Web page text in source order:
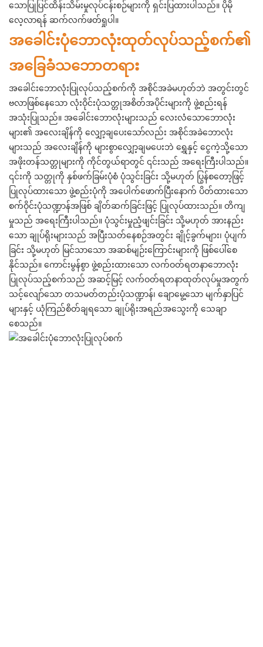
သောပြုပြင်ထိန်းသိမ်းမှုလုပ်ငန်းစဉ်များကို ရှင်းပြထားပါသည်။ ပိုမို
လေ့လာရန် ဆက်လက်ဖတ်ရှုပါ။
အခေါင်းပုံဘောလုံးထုတ်လုပ်သည့်စက်၏
အခြေခံသဘောတရား
အခေါင်းဘောလုံးပြုလုပ်သည့်စက်ကို အစိုင်အခဲမဟုတ်ဘဲ အတွင်းတွင်
ဗလာဖြစ်နေသော လုံးဝိုင်းပုံသတ္တုအစိတ်အပိုင်းများကို ဖွဲ့စည်းရန်
အသုံးပြုသည်။ အခေါင်းဘောလုံးများသည် လေးလံသောဘောလုံး
များ၏ အလေးချိန်ကို လျှော့ချပေးသော်လည်း အစိုင်အခဲဘောလုံး
များသည် အလေးချိန်ကို များစွာလျှော့ချမပေးဘဲ ရွှေနှင့် ငွေကဲ့သို့သော
အဖိုးတန်သတ္တုများကို ကိုင်တွယ်ရာတွင် ၎င်းသည် အရေးကြီးပါသည်။
၎င်းကို သတ္တုကို နှစ်ဖက်ခြမ်းပုံစံ ပုံသွင်းခြင်း သို့မဟုတ် ပြွန်စတော့ဖြင့်
ပြုလုပ်ထားသော ဖွဲ့စည်းပုံကို အပေါက်ဖောက်ပြီးနောက် ပိတ်ထားသော
စက်ဝိုင်းပုံသဏ္ဍာန်အဖြစ် ချိတ်ဆက်ခြင်းဖြင့် ပြုလုပ်ထားသည်။ တိကျ
မှုသည် အရေးကြီးပါသည်။ ပုံသွင်းမှုညံ့ဖျင်းခြင်း သို့မဟုတ် အားနည်း
သော ချုပ်ရိုးများသည် အပြီးသတ်နေစဉ်အတွင်း ချိုင့်ခွက်များ၊ ပုံပျက်
ခြင်း သို့မဟုတ် မြင်သာသော အဆစ်မျဉ်းကြောင်းများကို ဖြစ်ပေါ်စေ
နိုင်သည်။ ကောင်းမွန်စွာ ဖွဲ့စည်းထားသော လက်ဝတ်ရတနာဘောလုံး
ပြုလုပ်သည့်စက်သည် အဆင့်မြင့် လက်ဝတ်ရတနာထုတ်လုပ်မှုအတွက်
သင့်လျော်သော တသမတ်တည်းပုံသဏ္ဍာန်၊ ချောမွေ့သော မျက်နှာပြင်
များနှင့် ယုံကြည်စိတ်ချရသော ချုပ်ရိုးအရည်အသွေးကို သေချာ
စေသည်။